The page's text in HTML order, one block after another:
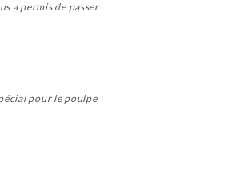
a permis de passer
pour le poulpe